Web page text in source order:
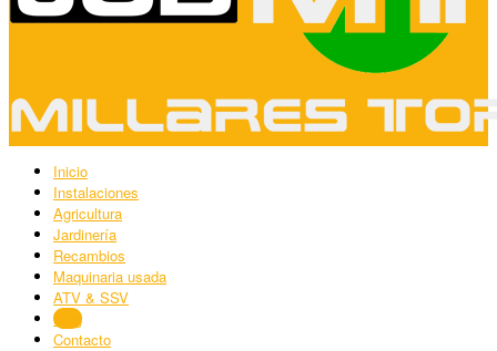
Inicio
Instalaciones
Agricultura
Jardinería
Recambios
Maquinaria usada
ATV & SSV
Blog
Contacto